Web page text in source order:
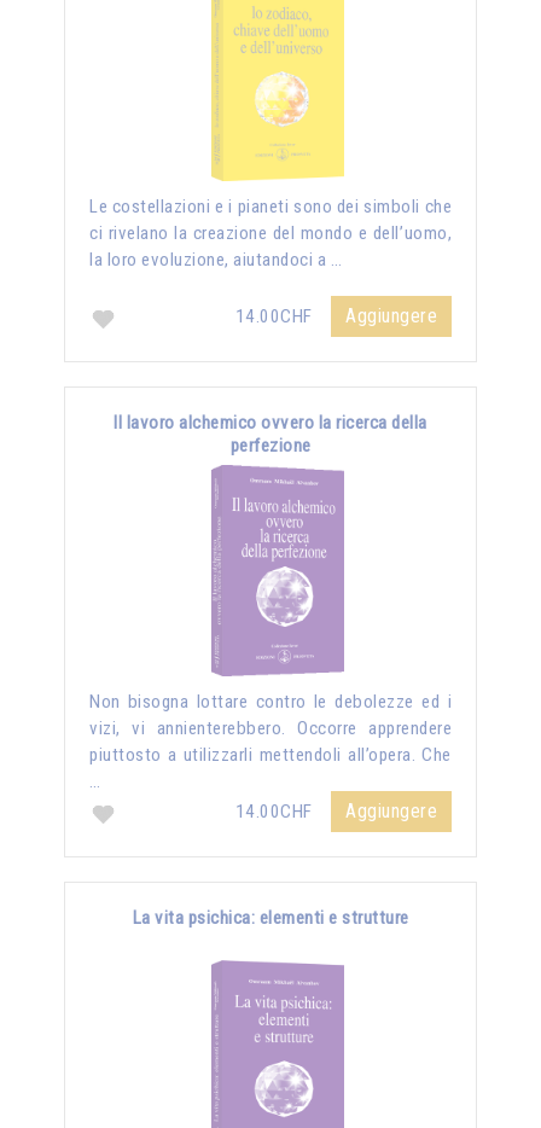
Le costellazioni e i pianeti sono dei simboli che
ci rivelano la creazione del mondo e dell’uomo,
la loro evoluzione, aiutandoci a …
14.00CHF Aggiungere
Il lavoro alchemico ovvero la ricerca della
perfezione
Non bisogna lottare contro le debolezze ed i
vizi, vi annienterebbero. Occorre apprendere
piuttosto a utilizzarli mettendoli all’opera. Che
…
14.00CHF
Aggiungere
La vita psichica: elementi e strutture